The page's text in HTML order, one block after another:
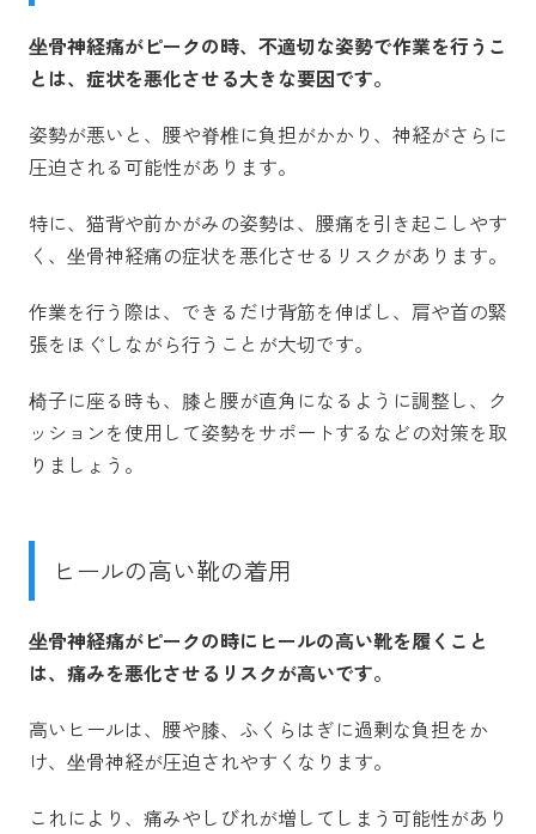
坐骨神経痛がピークの時、不適切な姿勢で作業を行うこ
とは、症状を悪化させる大きな要因です。
姿勢が悪いと、腰や脊椎に負担がかかり、神経がさらに
圧迫される可能性があります。
特に、猫背や前かがみの姿勢は、腰痛を引き起こしやす
く、坐骨神経痛の症状を悪化させるリスクがあります。
作業を行う際は、できるだけ背筋を伸ばし、肩や首の緊
張をほぐしながら行うことが大切です。
椅子に座る時も、膝と腰が直角になるように調整し、ク
ッションを使用して姿勢をサポートするなどの対策を取
りましょう。
ヒールの高い靴の着用
坐骨神経痛がピークの時にヒールの高い靴を履くこと
は、痛みを悪化させるリスクが高いです。
高いヒールは、腰や膝、ふくらはぎに過剰な負担をか
け、坐骨神経が圧迫されやすくなります。
これにより、痛みやしびれが増してしまう可能性があり